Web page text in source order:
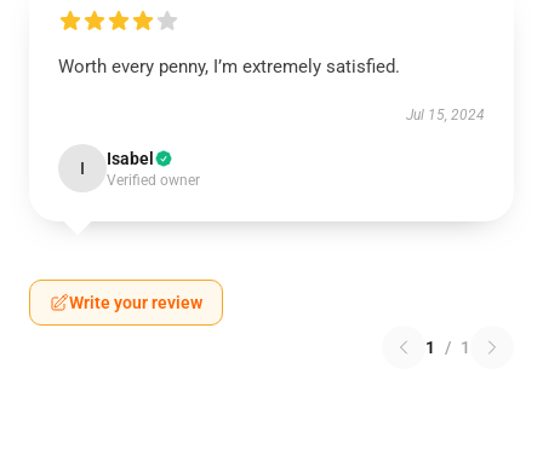
Worth every penny, I’m extremely satisfied.
Jul 15, 2024
I Isabel
Verified owner
Write your review
1 / 1